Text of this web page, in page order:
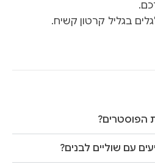
בגליל קרטון קשיח.
הפוסטרים?
עם שוליים לבנים?